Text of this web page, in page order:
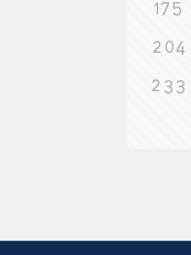
175
204
233